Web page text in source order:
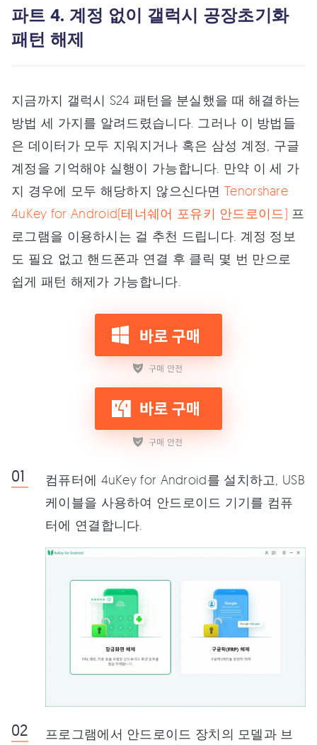
파트 4. 계정 없이 갤럭시 공장초기화
패턴 해제
지금까지 갤럭시 S24 패턴을 분실했을 때 해결하는
방법 세 가지를 알려드렸습니다. 그러나 이 방법들
은 데이터가 모두 지워지거나 혹은 삼성 계정, 구글
계정을 기억해야 실행이 가능합니다. 만약 이 세 가
지 경우에 모두 해당하지 않으신다면 Tenorshare
4uKey for Android(테너쉐어 포유키 안드로이드) 프
로그램을 이용하시는 걸 추천 드립니다. 계정 정보
도 필요 없고 핸드폰과 연결 후 클릭 몇 번 만으로
쉽게 패턴 해제가 가능합니다.
컴퓨터에 4uKey for Android를 설치하고, USB
케이블을 사용하여 안드로이드 기기를 컴퓨
터에 연결합니다.
프로그램에서 안드로이드 장치의 모델과 브